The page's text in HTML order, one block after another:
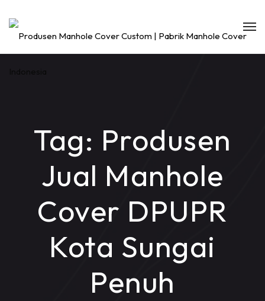
Tag: Produsen
Jual Manhole
Cover DPUPR
Kota Sungai
Penuh